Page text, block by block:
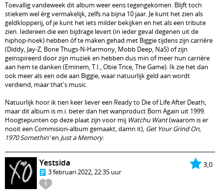
Toevallig vandeweek dit album weer eens tegengekomen. Blijft toch
stiekem wel érg vermakelijk, zelfs na bijna 10 jaar. Je kunt het zien als
geldklopperij, of je kunt het iets milder bekijken en het als een tribute
zien. Iedereen die een bijdrage levert (in ieder geval degenen uit de
hiphop-hoek) hebben óf te maken gehad met Biggie tijdens zijn carrière
(Diddy, Jay-Z, Bone Thugs-N-Harmony, Mobb Deep, NaS) of zijn
geïnspireerd door zijn muziek en hebben dus min of meer hun carrière
aan hem te danken (Eminem, T.I., Obie Trice, The Game). Ik zie het dan
ook meer als een ode aan Biggie, waar natuurlijk geld aan wordt
verdiend, maar that's music.
Natuurlijk hoor ik tien keer liever een Ready to Die of Life After Death,
maar dit album is m.i. beter dan het wanproduct Born Again uit 1999.
Hoogtepunten op deze plaat zijn voor mij Watchu Want(waarom is er
nooit een Commision-album gemaakt, damn it), Get Your Grind On,
1970 Somethin'en Just a Memory.
3,0
1
Yestsida
3 februari 2022, 22:35 uur